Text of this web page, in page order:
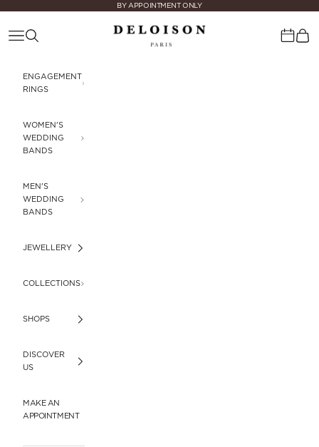
BY APPOINTMENT ONLY
Deloison Paris
Navigation menu
Search Cart
ENGAGEMENT
RINGS
WOMEN'S
WEDDING
BANDS
MEN'S
WEDDING
BANDS
JEWELLERY
COLLECTIONS
SHOPS
DISCOVER
US
MAKE AN
APPOINTMENT